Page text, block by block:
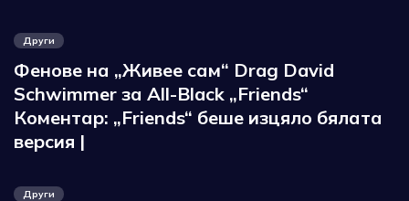
Други
Фенове на „Живее сам“ Drag David
Schwimmer за All-Black „Friends“
Коментар: „Friends“ беше изцяло бялата
версия |
Други